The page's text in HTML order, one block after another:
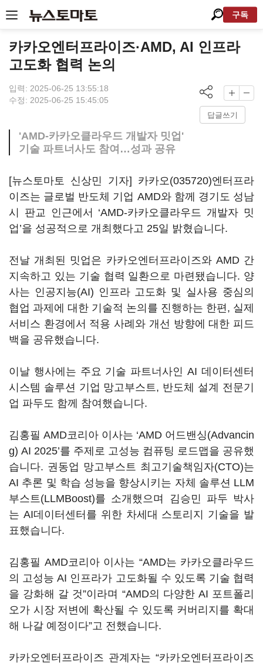
구독
카카오엔터프라이즈·AMD, AI 인프라
고도화 협력 논의
입력: 2025-06-25 13:55:18
수정: 2025-06-25 15:45:05
답글쓰기
'AMD-카카오클라우드 개발자 밋업'
기술 파트너사도 참여…성과 공유
[뉴스토마토 신상민 기자] 카카오(035720)엔터프라
이즈는 글로벌 반도체 기업 AMD와 함께 경기도 성남
시 판교 인근에서 ‘AMD-카카오클라우드 개발자 밋
업’을 성공적으로 개최했다고 25일 밝혔습니다.
전날 개최된 밋업은 카카오엔터프라이즈와 AMD 간
지속하고 있는 기술 협력 일환으로 마련됐습니다. 양
사는 인공지능(AI) 인프라 고도화 및 실사용 중심의
협업 과제에 대한 기술적 논의를 진행하는 한편, 실제
서비스 환경에서 적용 사례와 개선 방향에 대한 피드
백을 공유했습니다.
이날 행사에는 주요 기술 파트너사인 AI 데이터센터
시스템 솔루션 기업 망고부스트, 반도체 설계 전문기
업 파두도 함께 참여했습니다.
김홍필 AMD코리아 이사는 ‘AMD 어드밴싱(Advancin
g) AI 2025’를 주제로 고성능 컴퓨팅 로드맵을 공유했
습니다. 권동업 망고부스트 최고기술책임자(CTO)는
AI 추론 및 학습 성능을 향상시키는 자체 솔루션 LLM
부스트(LLMBoost)를 소개했으며 김승민 파두 박사
는 AI데이터센터를 위한 차세대 스토리지 기술을 발
표했습니다.
김홍필 AMD코리아 이사는 “AMD는 카카오클라우드
의 고성능 AI 인프라가 고도화될 수 있도록 기술 협력
을 강화해 갈 것”이라며 “AMD의 다양한 AI 포트폴리
오가 시장 저변에 확산될 수 있도록 커버리지를 확대
해 나갈 예정이다”고 전했습니다.
카카오엔터프라이즈 관계자는 “카카오엔터프라이즈